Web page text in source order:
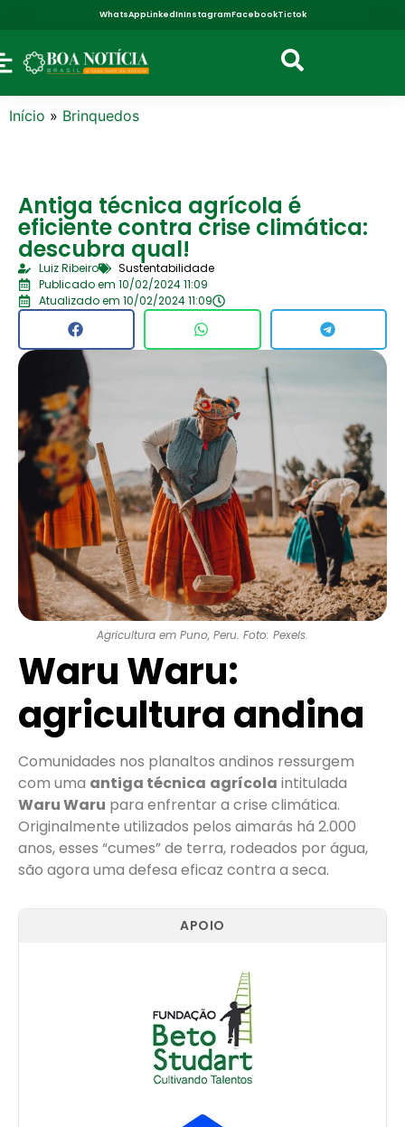
WhatsAppLinkedInInstagramFacebookTictok
Início » Brinquedos
Antiga técnica agrícola é
eficiente contra crise climática:
descubra qual!
Luiz Ribeiro
Sustentabilidade
Publicado em 10/02/2024 11:09
Atualizado em 10/02/2024 11:09
Agricultura em Puno, Peru. Foto: Pexels.
Waru Waru:
agricultura andina
Comunidades nos planaltos andinos ressurgem
com uma antiga técnica agrícola intitulada
Waru Waru para enfrentar a crise climática.
Originalmente utilizados pelos aimarás há 2.000
anos, esses “cumes” de terra, rodeados por água,
são agora uma defesa eficaz contra a seca.
APOIO